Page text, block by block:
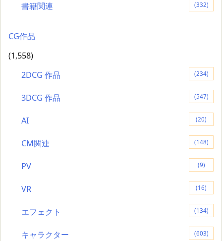
書籍関連 (332)
CG作品
(1,558)
2DCG 作品
(234)
3DCG 作品 (547)
AI (20)
CM関連 (148)
PV (9)
VR (16)
エフェクト (134)
キャラクター (603)